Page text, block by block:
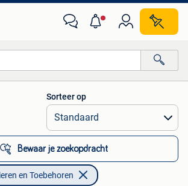
Alle afstanden…
Sorteer op
Bewaar je zoekopdracht
en Toebehoren